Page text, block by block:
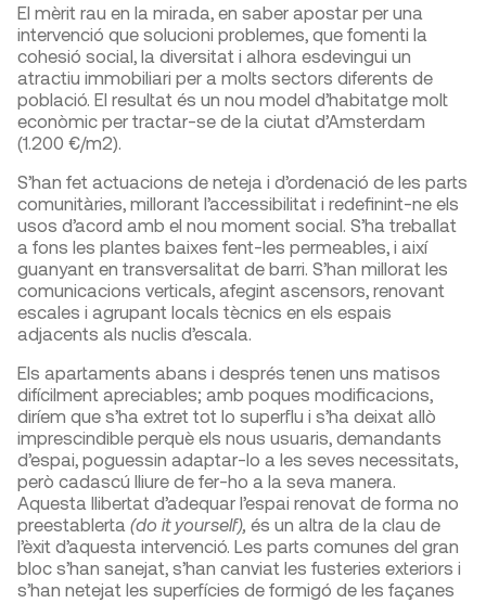
El mèrit rau en la mirada, en saber apostar per una
intervenció que solucioni problemes, que fomenti la
cohesió social, la diversitat i alhora esdevingui un
atractiu immobiliari per a molts sectors diferents de
població. El resultat és un nou model d’habitatge molt
econòmic per tractar-se de la ciutat d’Amsterdam
(1.200 €/m2).
S’han fet actuacions de neteja i d’ordenació de les parts
comunitàries, millorant l’accessibilitat i redefinint-ne els
usos d’acord amb el nou moment social. S’ha treballat
a fons les plantes baixes fent-les permeables, i així
guanyant en transversalitat de barri. S’han millorat les
comunicacions verticals, afegint ascensors, renovant
escales i agrupant locals tècnics en els espais
adjacents als nuclis d’escala.
Els apartaments abans i després tenen uns matisos
difícilment apreciables; amb poques modificacions,
diríem que s’ha extret tot lo superflu i s’ha deixat allò
imprescindible perquè els nous usuaris, demandants
d’espai, poguessin adaptar-lo a les seves necessitats,
però cadascú lliure de fer-ho a la seva manera.
Aquesta llibertat d’adequar l’espai renovat de forma no
preestablerta (do it yourself), és un altra de la clau de
l’èxit d’aquesta intervenció. Les parts comunes del gran
bloc s’han sanejat, s’han canviat les fusteries exteriors i
s’han netejat les superfícies de formigó de les façanes